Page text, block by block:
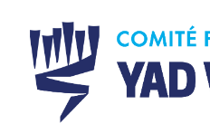
content